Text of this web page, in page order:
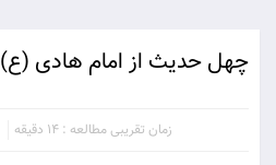
چهل حدیث از امام هادی (ع)
زمان تقریبی مطالعه : 14 دقیقه